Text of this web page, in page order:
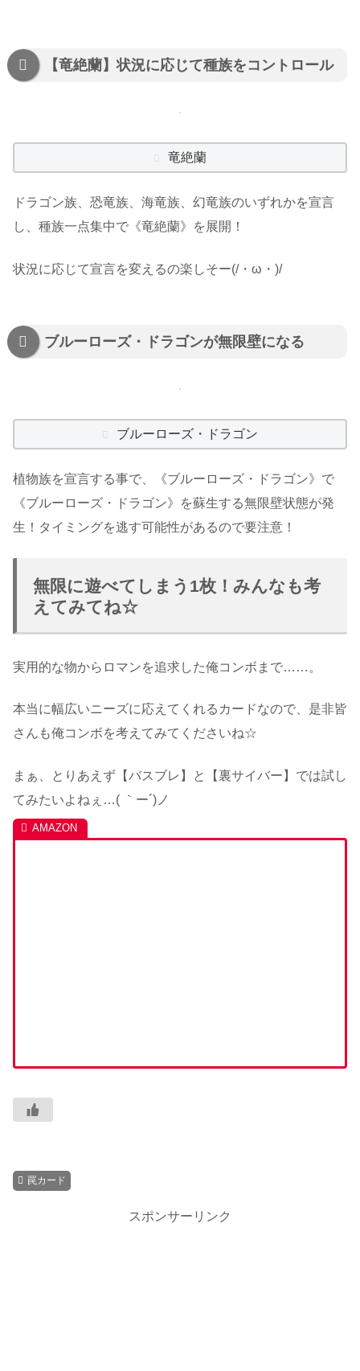
【竜絶蘭】状況に応じて種族をコントロール
竜絶蘭
ドラゴン族、恐竜族、海竜族、幻竜族のいずれかを宣言
し、種族一点集中で《竜絶蘭》を展開！
状況に応じて宣言を変えるの楽しそー(/・ω・)/
ブルーローズ・ドラゴンが無限壁になる
ブルーローズ・ドラゴン
植物族を宣言する事で、《ブルーローズ・ドラゴン》で
《ブルーローズ・ドラゴン》を蘇生する無限壁状態が発
生！タイミングを逃す可能性があるので要注意！
無限に遊べてしまう1枚！みんなも考
えてみてね☆
実用的な物からロマンを追求した俺コンボまで……。
本当に幅広いニーズに応えてくれるカードなので、是非皆
さんも俺コンボを考えてみてくださいね☆
まぁ、とりあえず【バスブレ】と【裏サイバー】では試し
てみたいよねぇ…( ｀ー´)ノ
罠カード
スポンサーリンク